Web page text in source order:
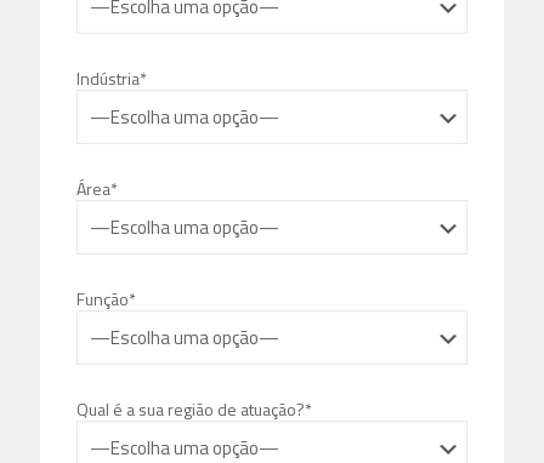
Indústria*
Área*
Função*
Qual é a sua região de atuação?*